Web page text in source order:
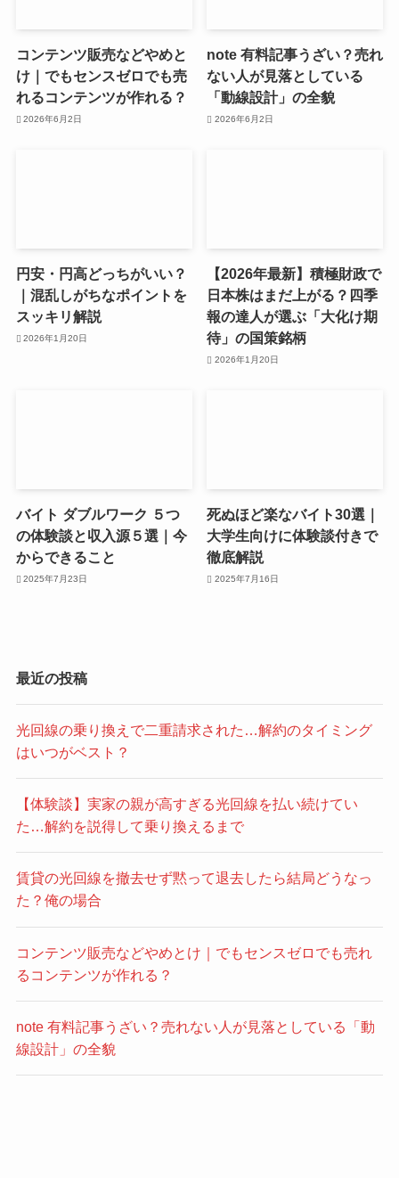
コンテンツ販売などやめと
け｜でもセンスゼロでも売
れるコンテンツが作れる？
2026年6月2日
note 有料記事うざい？売れ
ない人が見落としている
「動線設計」の全貌
2026年6月2日
円安・円高どっちがいい？
｜混乱しがちなポイントを
スッキリ解説
2026年1月20日
【2026年最新】積極財政で
日本株はまだ上がる？四季
報の達人が選ぶ「大化け期
待」の国策銘柄
2026年1月20日
バイト ダブルワーク ５つ
の体験談と収入源５選｜今
からできること
2025年7月23日
死ぬほど楽なバイト30選｜
大学生向けに体験談付きで
徹底解説
2025年7月16日
最近の投稿
光回線の乗り換えで二重請求された…解約のタイミング
はいつがベスト？
【体験談】実家の親が高すぎる光回線を払い続けてい
た…解約を説得して乗り換えるまで
賃貸の光回線を撤去せず黙って退去したら結局どうなっ
た？俺の場合
コンテンツ販売などやめとけ｜でもセンスゼロでも売れ
るコンテンツが作れる？
note 有料記事うざい？売れない人が見落としている「動
線設計」の全貌